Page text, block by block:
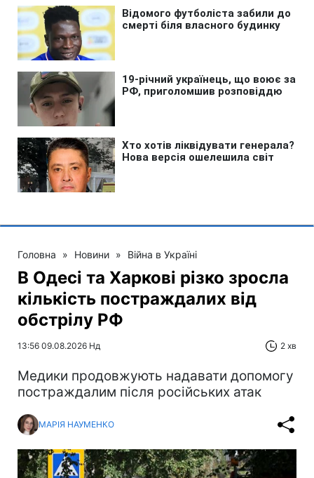
Головна » Новини » Війна в Україні
В Одесі та Харкові різко зросла
кількість постраждалих від
обстрілу РФ
13:56 09.08.2026 Нд 2 хв
Медики продовжують надавати допомогу
постраждалим після російських атак
МАРІЯ НАУМЕНКО